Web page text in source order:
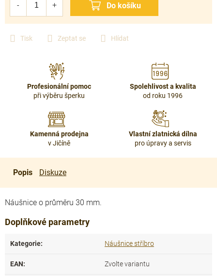
Tisk Zeptat se Hlídat
Profesionální pomoc
při výběru šperku
Spolehlivost a kvalita
od roku 1996
Kamenná prodejna
v Jičíně
Vlastní zlatnická dílna
pro úpravy a servis
Popis Diskuze
Náušnice o průměru 30 mm.
Doplňkové parametry
Kategorie: Náušnice stříbro
EAN: Zvolte variantu